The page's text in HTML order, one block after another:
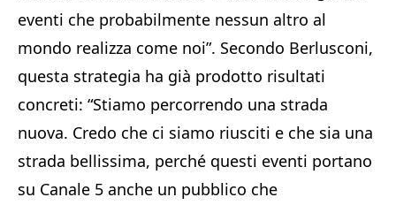
eventi che probabilmente nessun altro al
mondo realizza come noi”. Secondo Berlusconi,
questa strategia ha già prodotto risultati
concreti: “Stiamo percorrendo una strada
nuova. Credo che ci siamo riusciti e che sia una
strada bellissima, perché questi eventi portano
su Canale 5 anche un pubblico che